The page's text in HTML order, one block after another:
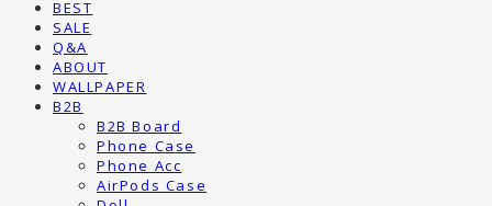
BEST
SALE
Q&A
ABOUT
WALLPAPER
B2B
B2B Board
Phone Case
Phone Acc
AirPods Case